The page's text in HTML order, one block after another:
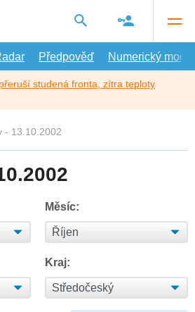
Předpověď Numerický model
studená fronta, zítra teploty
- 13.10.2002
Měsíc:
Kraj: